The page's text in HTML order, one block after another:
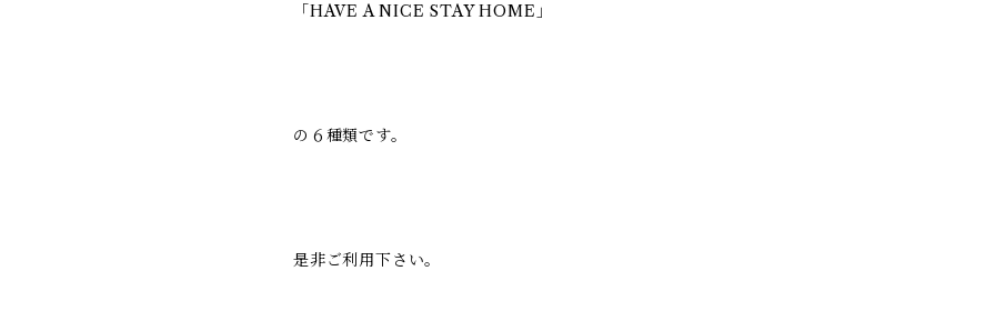
「HAVE A NICE STAY HOME」
の６種類です。
是非ご利用下さい。